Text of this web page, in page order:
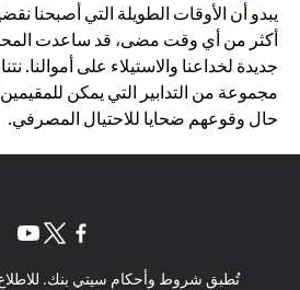
يبدو أن الأوقات الطويلة التي أصبحنا
أكثر من أي وقت مضى، قد ساعدت
جديدة لخداعنا والاستيلاء على أموالنا.
مجموعة من التدابير التي يمكن للمقيمين
حال وقوعهم ضحايا للاحتيال المصرفي.
تُطبق شروط وأحكام سيتي بنك.